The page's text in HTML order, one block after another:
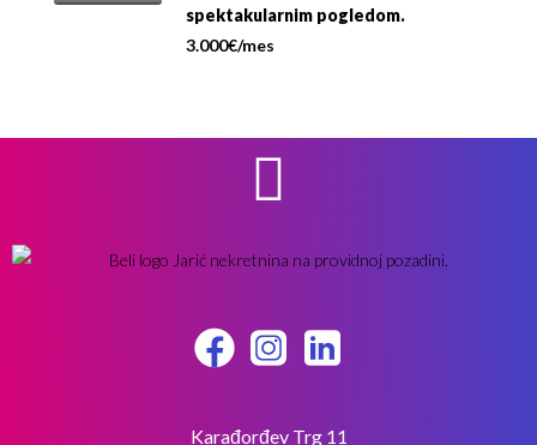
spektakularnim pogledom.
3.000€/mes
Karađorđev Trg 11